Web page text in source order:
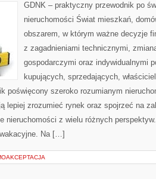
GDNK – praktyczny przewodnik po
nieruchomości Świat mieszkań,
obszarem, w którym ważne decyzje
z zagadnieniami technicznymi,
gospodarczymi oraz indywidualnymi
kupujących, sprzedających,
poświęcony szeroko rozumianym
lepiej zrozumieć rynek oraz spojrzeć na
nieruchomości z wielu różnych
Na […]